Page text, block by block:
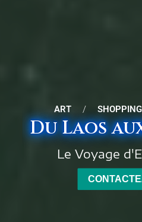
ART / SHOPPING
Du Laos
Le Voyage